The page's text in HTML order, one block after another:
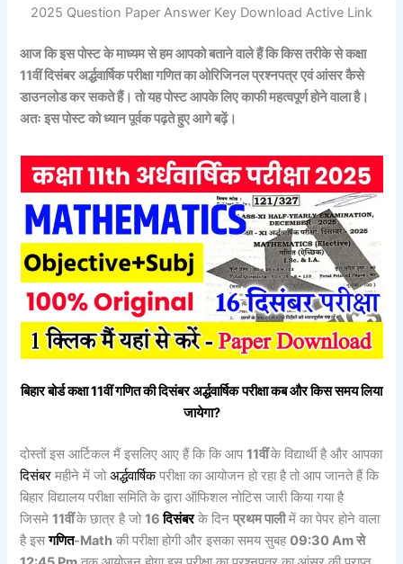
2025 Question Paper Answer Key Download Active Link
आज कि इस पोस्ट के माध्यम से हम आपको बताने वाले हैं कि किस तरीके से कक्षा
11वीं दिसंबर अर्द्धवार्षिक परीक्षागणितका ओरिजिनल प्रश्नपत्र एवं आंसर कैसे
डाउनलोड कर सकते हैं। तो यह पोस्ट आपके लिए काफी महत्वपूर्ण होने वाला है।
अतः इस पोस्ट को ध्यान पूर्वक पढ़ते हुए आगे बढ़ें।
बिहार बोर्ड कक्षा 11वींगणितकीदिसंबरअर्द्धवार्षिक परीक्षा कब और किस समय लिया
जायेगा?
दोस्तों इस आर्टिकल मैं इसलिए आए हैं कि कि आप11वींके विद्यार्थी है और आपका
दिसंबर महीने में जोअर्द्धवार्षिकपरीक्षा का आयोजन हो रहा है तो आप जानते हैं कि
बिहार विद्यालय परीक्षा समिति के द्वारा ऑफिशल नोटिस जारी किया गया है
जिसमे11वींके छात्र है जो16 दिसंबरके दिनप्रथम पालीमें का पेपर होने वाला
है इसगणित-Math की परीक्षा होगी और इसका समय सुबह09:30 Am से